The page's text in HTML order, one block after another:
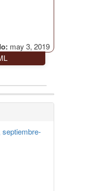
may 3, 2019